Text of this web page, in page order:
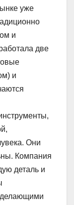
уже
и
две
и
Они
Компания
деталь и